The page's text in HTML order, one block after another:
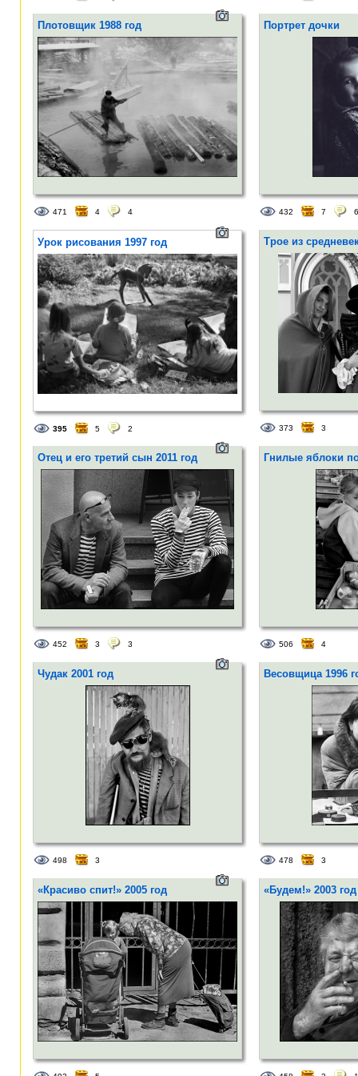
Плотовщик 1988 год
471 4 4
Портрет дочки
432 7 6
Урок рисования 1997 год
395 5 2
Трое из
373 3
Отец и его третий сын 2011 год
452 3 3
Гнилые яблоки
506 4
Чудак 2001 год
498 3
Весовщица 1996
478 3
«Красиво спит!» 2005 год «Будем!» 2003 год